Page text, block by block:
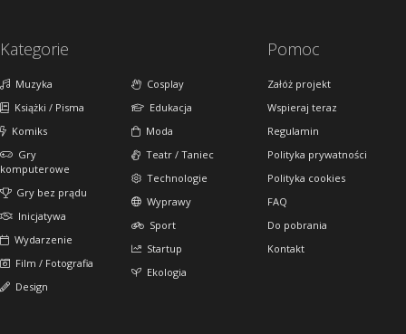
Kategorie
Muzyka
Książki / Pisma
Komiks
Gry
komputerowe
Gry bez prądu
Inicjatywa
Wydarzenie
Film / Fotografia
Design
Cosplay
Edukacja
Moda
Teatr / Taniec
Technologie
Wyprawy
Sport
Startup
Ekologia
Pomoc
Załóż projekt
Wspieraj teraz
Regulamin
Polityka prywatności
Polityka cookies
FAQ
Do pobrania
Kontakt